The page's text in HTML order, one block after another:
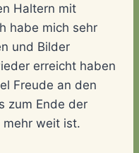
Haltern mit
habe mich sehr
und Bilder
erreicht haben
Freude an den
zum Ende der
weit ist.